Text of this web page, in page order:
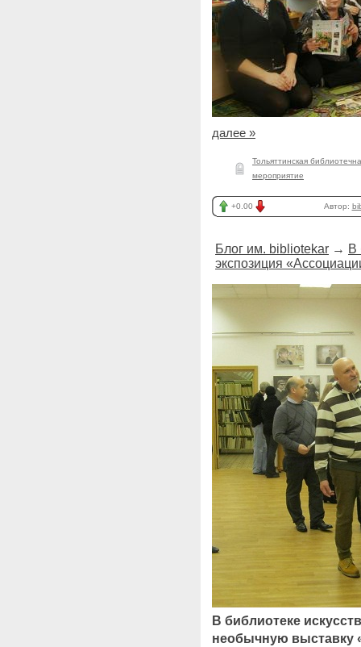
далее »
Тольяттинская
мероприятие
+0.00 Автор:
Блог им. bibliotekar → В
экспозиция
В библиотеке
необычную выставку